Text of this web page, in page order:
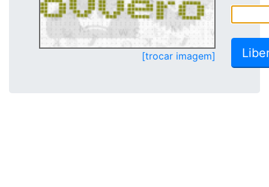
[trocar imagem]